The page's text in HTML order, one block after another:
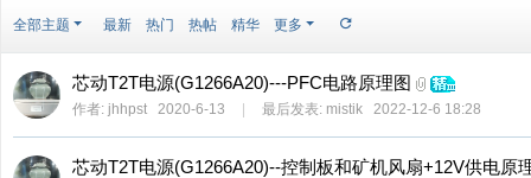
SI
mi
全部主题 最新 热门 热帖 精华 更多
芯动T2T电源(G1266A20)---PFC电路原理图
作者: jhhpst 2020-6-13 最后发表: mistik 2022-12-6 18:28
芯动T2T电源(G1266A20)--控制板和矿机风扇+12V供电原